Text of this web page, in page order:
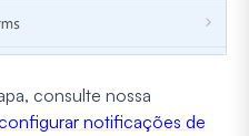
consulte nossa
notificações de